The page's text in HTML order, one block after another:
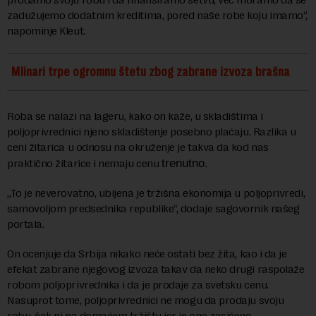
zadužujemo dodatnim kreditima, pored naše robe koju imamo“,
napominje Kleut.
Mlinari trpe ogromnu štetu zbog zabrane izvoza brašna
Roba se nalazi na lageru, kako on kaže, u skladištima i
poljoprivrednici njeno skladištenje posebno plaćaju. Razlika u
ceni žitarica u odnosu na okruženje je takva da kod nas
praktično žitarice i nemaju cenu trenutno.
„To je neverovatno, ubijena je tržišna ekonomija u poljoprivredi,
samovoljom predsednika republike“, dodaje sagovornik našeg
portala.
On ocenjuje da Srbija nikako neće ostati bez žita, kao i da je
efekat zabrane njegovog izvoza takav da neko drugi raspolaže
robom poljoprivrednika i da je prodaje za svetsku cenu.
Nasuprot tome, poljoprivrednici ne mogu da prodaju svoju